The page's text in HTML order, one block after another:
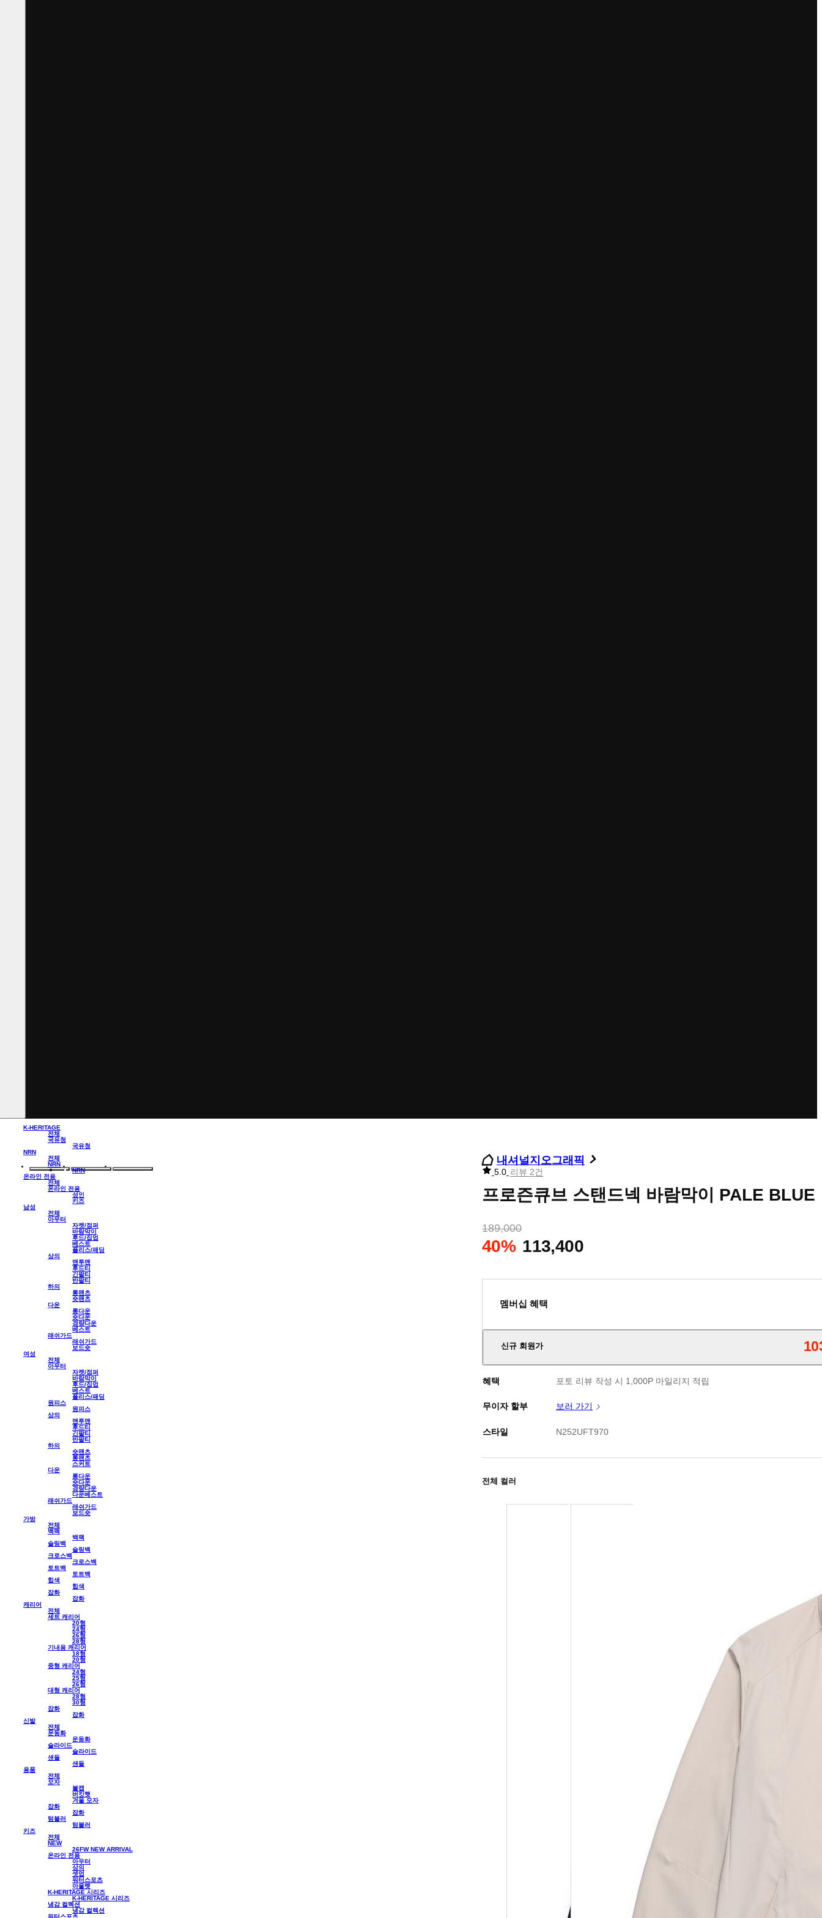
K-HERITAGE
전체
국유청
국유청
NRN
전체
NRN
NRN
온라인 전용
전체
온라인 전용
성인
키즈
남성
전체
아우터
자켓/점퍼
바람막이
후드/집업
베스트
플리스/패딩
상의
맨투맨
후드티
긴팔티
반팔티
하의
롱팬츠
숏팬츠
다운
롱다운
숏다운
경량다운
베스트
래쉬가드
래쉬가드
보드숏
여성
전체
아우터
자켓/점퍼
바람막이
후드/집업
베스트
플리스/패딩
원피스
원피스
상의
맨투맨
후드티
긴팔티
반팔티
하의
숏팬츠
롱팬츠
스커트
다운
롱다운
숏다운
경량다운
다운베스트
래쉬가드
래쉬가드
보드숏
가방
전체
백팩
백팩
슬링백
슬링백
크로스백
크로스백
토트백
토트백
힙색
힙색
잡화
잡화
캐리어
전체
세트 캐리어
20형
24형
26형
28형
기내용 캐리어
18형
20형
중형 캐리어
24형
25형
26형
대형 캐리어
28형
30형
잡화
잡화
신발
전체
운동화
운동화
슬라이드
슬라이드
샌들
샌들
용품
전체
모자
볼캡
버킷햇
겨울 모자
잡화
잡화
텀블러
텀블러
키즈
전체
NEW
26FW NEW ARRIVAL
온라인 전용
아우터
상의
셋업
워터스포츠
아울렛
K-HERITAGE 시리즈
K-HERITAGE 시리즈
냉감 컬렉션
냉감 컬렉션
워터스포츠
내셔널지오그래픽
리
별
점
5.0 리뷰 2건
프로즌큐브 스탠드넥 바람막이 PALE BLUE
189,000
40% 113,400
멤버십 혜택
신규 회원가
판매가
혜택 포토 리뷰 작성 시 1,000P 마일리지 적립
무이자 할부 보러 가기
스타일 N252UFT970
전체 컬러